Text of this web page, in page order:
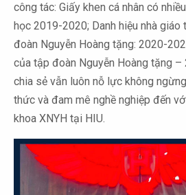
công tác: Giấy khen cá nhân có
học 2019-2020; Danh hiệu nhà giáo
đoàn Nguyễn Hoàng tặng: 2020-
của tập đoàn Nguyễn Hoàng tặng
chia sẻ vẫn luôn nỗ lực không
thức và đam mê nghề nghiệp đến
khoa XNYH tại HIU.